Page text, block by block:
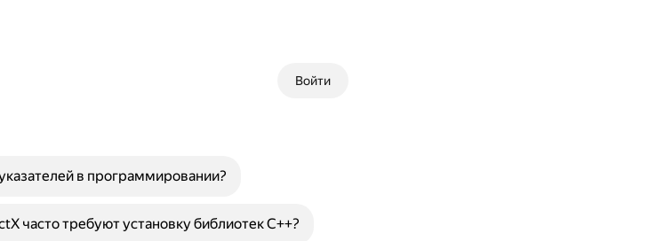
Войти
в программировании?
часто требуют установку библиотек C++?